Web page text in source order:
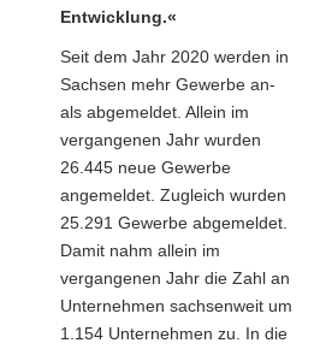
Entwicklung.«
Seit dem Jahr 2020 werden in
Sachsen mehr Gewerbe an-
als abgemeldet. Allein im
vergangenen Jahr wurden
26.445 neue Gewerbe
angemeldet. Zugleich wurden
25.291 Gewerbe abgemeldet.
Damit nahm allein im
vergangenen Jahr die Zahl an
Unternehmen sachsenweit um
1.154 Unternehmen zu. In die